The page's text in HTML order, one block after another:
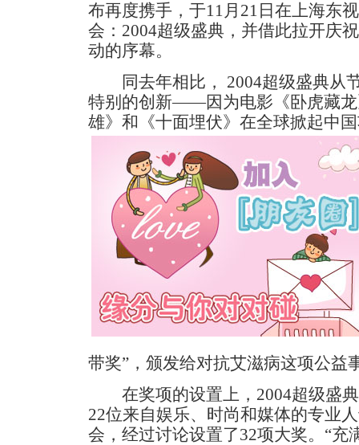
布再度携手，于11月21日在上海东
会：2004超级盛典，并借此拉开庆
动的序幕。
同去年相比， 2004超级盛典从
特别的创新——因为电影《卧虎藏龙
雄》和《十面埋伏》在全球掀起中
带奖”，颁发给对抗艾滋病这项公益
在奖项的设置上，2004超级盛典
22位来自娱乐、时尚和媒体的专业
会，经过讨论设置了32项大奖。“充